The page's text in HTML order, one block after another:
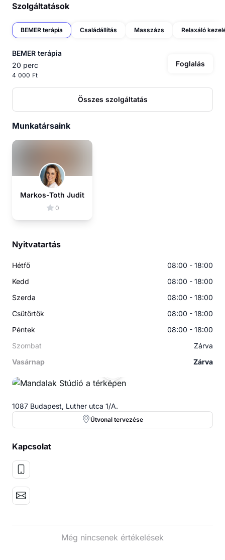
Szolgáltatások
BEMER terápia Családállítás Masszázs Relaxáló
BEMER terápia
20 perc
4 000 Ft
Foglalás
Összes szolgáltatás
Munkatársaink
Markos-Toth Judit
0
Nyitvatartás
Hétfő
08:00 - 18:00
Kedd
08:00 - 18:00
Szerda
08:00 - 18:00
Csütörtök
08:00 - 18:00
Péntek
08:00 - 18:00
Szombat
Zárva
Vasárnap
Zárva
1087 Budapest, Luther utca 1/A.
Útvonal tervezése
Kapcsolat
Még nincsenek értékelések